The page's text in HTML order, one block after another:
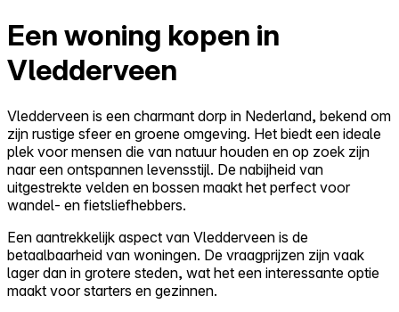
Een woning kopen in
Vledderveen
Vledderveen is een charmant dorp in Nederland, bekend om
zijn rustige sfeer en groene omgeving. Het biedt een ideale
plek voor mensen die van natuur houden en op zoek zijn
naar een ontspannen levensstijl. De nabijheid van
uitgestrekte velden en bossen maakt het perfect voor
wandel- en fietsliefhebbers.
Een aantrekkelijk aspect van Vledderveen is de
betaalbaarheid van woningen. De vraagprijzen zijn vaak
lager dan in grotere steden, wat het een interessante optie
maakt voor starters en gezinnen.